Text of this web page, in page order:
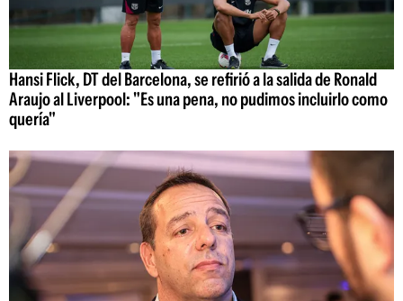
Hansi Flick, DT del Barcelona, se refirió a la salida de Ronald
Araujo al Liverpool: "Es una pena, no pudimos incluirlo como
quería"